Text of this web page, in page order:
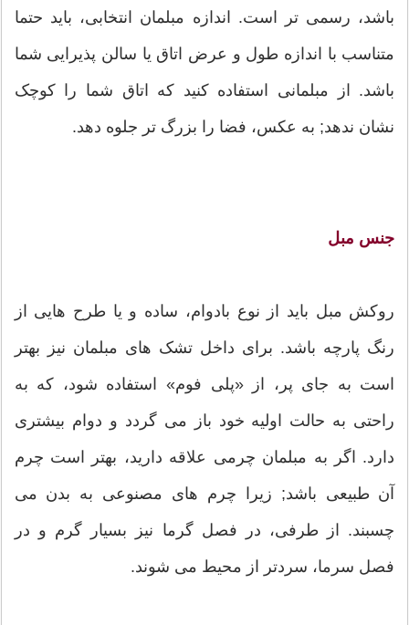
باشد، رسمی تر است. اندازه مبلمان انتخابی، باید حتما
متناسب با اندازه طول و عرض اتاق یا سالن پذیرایی شما
باشد. از مبلمانی استفاده کنید که اتاق شما را کوچک
نشان ندهد; به عکس، فضا را بزرگ تر جلوه دهد.
جنس مبل
روکش مبل باید از نوع بادوام، ساده و یا طرح هایی از
رنگ پارچه باشد. برای داخل تشک های مبلمان نیز بهتر
است به جای پر، از «پلی فوم» استفاده شود، که به
راحتی به حالت اولیه خود باز می گردد و دوام بیشتری
دارد. اگر به مبلمان چرمی علاقه دارید، بهتر است چرم
آن طبیعی باشد; زیرا چرم های مصنوعی به بدن می
چسبند. از طرفی، در فصل گرما نیز بسیار گرم و در
فصل سرما، سردتر از محیط می شوند.